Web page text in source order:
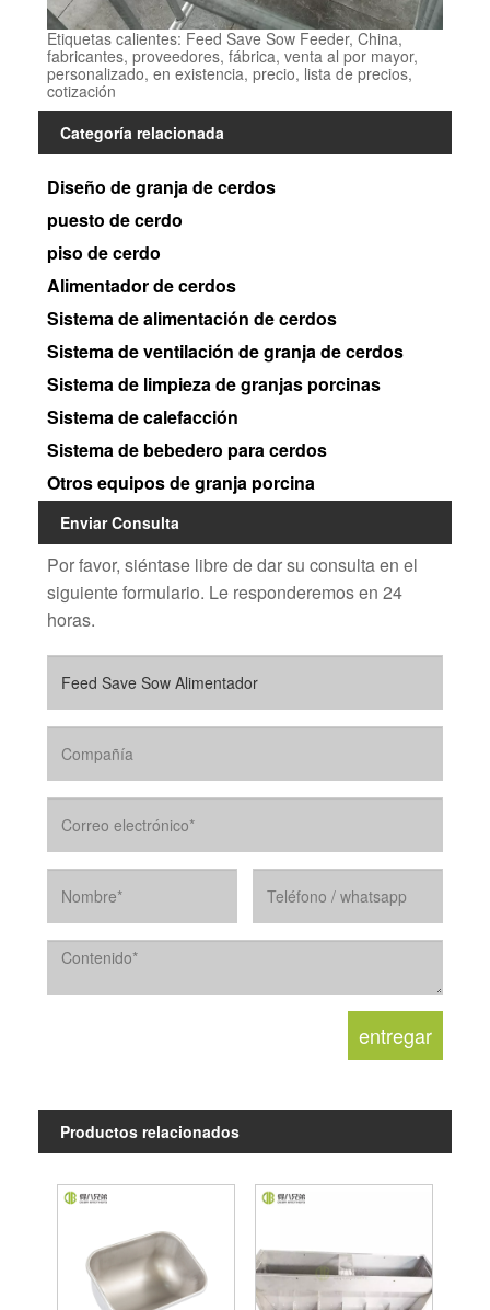
Etiquetas calientes: Feed Save Sow Feeder, China,
fabricantes, proveedores, fábrica, venta al por mayor,
personalizado, en existencia, precio, lista de precios,
cotización
Categoría relacionada
Diseño de granja de cerdos
puesto de cerdo
piso de cerdo
Alimentador de cerdos
Sistema de alimentación de cerdos
Sistema de ventilación de granja de cerdos
Sistema de limpieza de granjas porcinas
Sistema de calefacción
Sistema de bebedero para cerdos
Otros equipos de granja porcina
Enviar Consulta
Por favor, siéntase libre de dar su consulta en el
siguiente formulario. Le responderemos en 24
horas.
Productos relacionados